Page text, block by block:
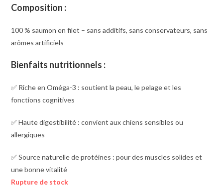
Composition :
100 % saumon en filet – sans additifs, sans conservateurs, sans
arômes artificiels
Bienfaits nutritionnels :
✅ Riche en Oméga-3 : soutient la peau, le pelage et les
fonctions cognitives
✅ Haute digestibilité : convient aux chiens sensibles ou
allergiques
✅ Source naturelle de protéines : pour des muscles solides et
une bonne vitalité
Rupture de stock